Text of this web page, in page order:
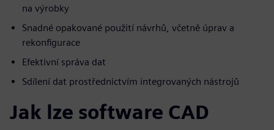
na výrobky
Snadné opakované použití návrhů, včetně úprav a
rekonfigurace
Efektivní správa dat
Sdílení dat prostřednictvím integrovaných nástrojů
Jak lze software CAD